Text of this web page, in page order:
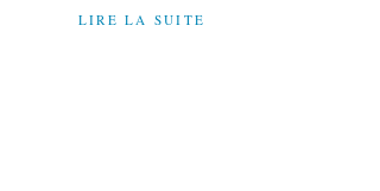
LIRE LA SUITE